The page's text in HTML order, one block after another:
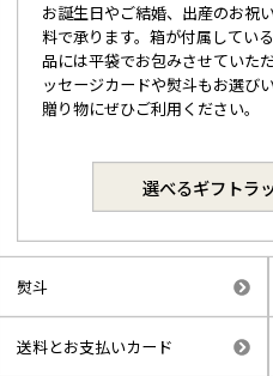
お誕生日やご結婚、出産のお祝
料で承ります。箱が付属してい
品には平袋でお包みさせていた
ッセージカードや熨斗もお選び
贈り物にぜひご利用ください。
選べるギフトラ
熨斗
送料とお支払いカード